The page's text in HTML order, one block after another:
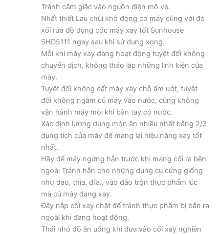
Tránh cắm giắc vào nguồn điện mô ve.
Nhất thiết Lau chùi khô động cơ máy cùng với đó
xối rửa đồ dụng cốc máy xay tốt Sunhouse
SHD5111 ngay sau khi sử dụng xong.
Mỗi khi máy xay đang hoạt động tuyệt đối không
chuyển dịch, không tháo lắp những linh kiện của
máy.
Tuyệt đối không cất máy xay chỗ ẩm ướt, tuyệt
đối không ngâm củ máy vào nước, cũng không
vận hành máy mỗi khi bàn tay có nước.
Xác định lượng dùng món ăn nhiều nhất bằng 2/3
dung tích của máy để mang lại hiệu năng xay tốt
nhất.
Hãy để máy ngừng hẳn trước khi mang cối ra bên
ngoài Tránh hẳn cho những dụng cụ cứng giống
như dao, thìa, dĩa.. vào đảo trộn thực phẩm lúc
mà củ máy đang xay.
Đậy nắp cối xay chặt để tránh thực phẩm bị bắn ra
ngoài khi đang hoạt động.
Thái nhỏ đồ ăn uống khi đưa vào cối xay nghiền